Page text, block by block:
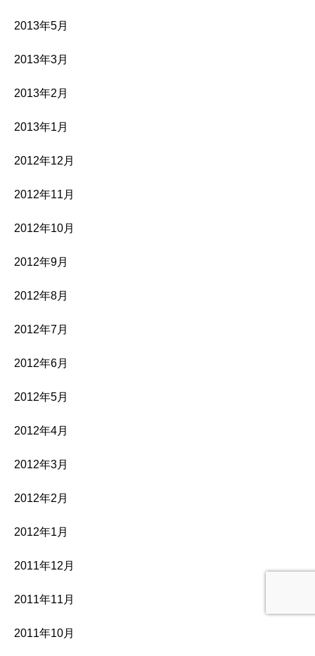
2013年5月
2013年3月
2013年2月
2013年1月
2012年12月
2012年11月
2012年10月
2012年9月
2012年8月
2012年7月
2012年6月
2012年5月
2012年4月
2012年3月
2012年2月
2012年1月
2011年12月
2011年11月
2011年10月